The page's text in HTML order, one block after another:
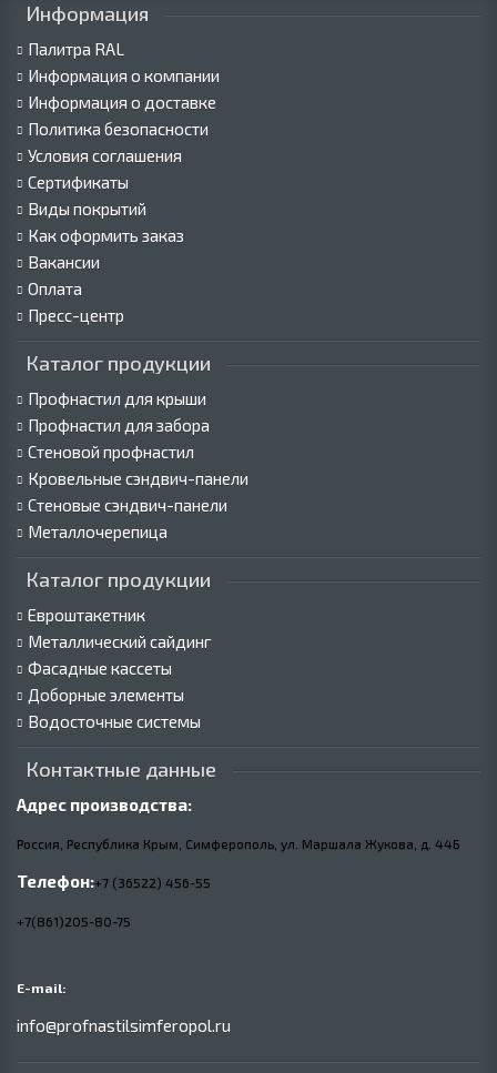
Информация
Палитра RAL
Информация о компании
Информация о доставке
Политика безопасности
Условия соглашения
Сертификаты
Виды покрытий
Как оформить заказ
Вакансии
Оплата
Пресс-центр
Каталог продукции
Профнастил для крыши
Профнастил для забора
Стеновой профнастил
Кровельные сэндвич-панели
Стеновые сэндвич-панели
Металлочерепица
Каталог продукции
Евроштакетник
Металлический сайдинг
Фасадные кассеты
Доборные элементы
Водосточные системы
Контактные данные
Адрес производства:
Россия, Республика Крым, Симферополь, ул. Маршала Жукова, д. 44Б
Телефон:+7 (36522) 456-55
+7(861)205-80-75
E-mail:
info@profnastilsimferopol.ru